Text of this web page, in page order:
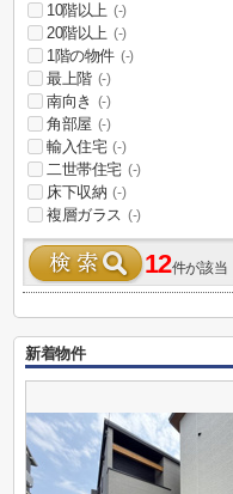
10階以上 (-)
20階以上 (-)
1階の物件 (-)
最上階 (-)
南向き (-)
角部屋 (-)
輸入住宅 (-)
二世帯住宅 (-)
床下収納 (-)
複層ガラス (-)
12件が該当
新着物件